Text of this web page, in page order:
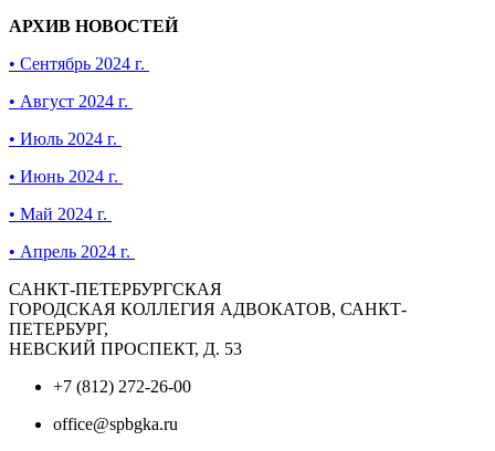
АРХИВ НОВОСТЕЙ
• Сентябрь 2024 г.
• Август 2024 г.
• Июль 2024 г.
• Июнь 2024 г.
• Май 2024 г.
• Апрель 2024 г.
САНКТ-ПЕТЕРБУРГСКАЯ
ГОРОДСКАЯ КОЛЛЕГИЯ АДВОКАТОВ, САНКТ-
ПЕТЕРБУРГ,
НЕВСКИЙ ПРОСПЕКТ, Д. 53
+7 (812) 272-26-00
office@spbgka.ru